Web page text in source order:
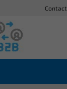
Contact